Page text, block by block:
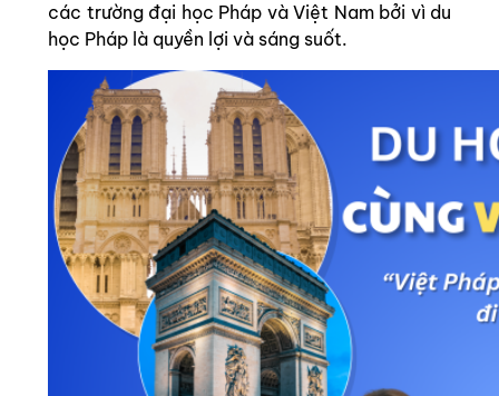
các trường đại học Pháp và Việt Nam bởi vì du
học Pháp là quyền lợi và sáng suốt.